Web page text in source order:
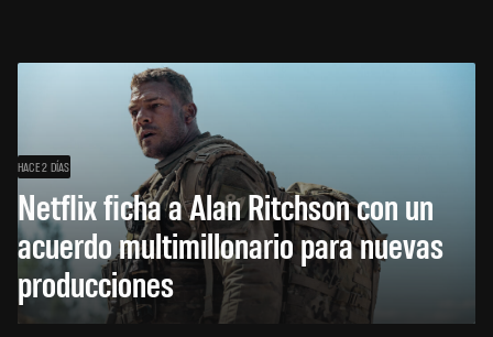
HACE 2 DÍAS
Netflix ficha a Alan Ritchson con un
acuerdo multimillonario para nuevas
producciones